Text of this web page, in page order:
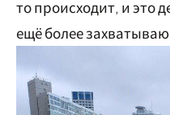
то происходит, и это
ещё более